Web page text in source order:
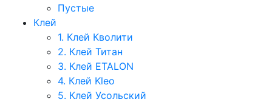
Пустые
Клей
1. Клей Кволити
2. Клей Титан
3. Клей ETALON
4. Клей Kleo
5. Клей Усольский